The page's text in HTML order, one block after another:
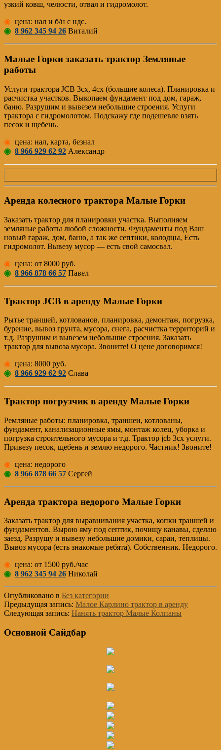
узкий ковш, челюсти, отвал и гидромолот.
◉ цена: нал и б/н с ндс.
◉ 8 962 345 94 26 Виталий
Малые Горки заказать трактор Земляные
работы
Услуги трактора JCB 3cx, 4cx (большие колеса). Планировка и
расчистка участков. Выкопаем фундамент под дом, гараж,
баню. Разрушим и вывезем небольшие строения. Услуги
трактора с гидромолотом. Подскажу где подешевле взять
песок и щебень.
◉ цена: нал, карта, безнал
◉ 8 966 929 62 92 Александр
Аренда колесного трактора Малые Горки
Заказать трактор для планировки участка. Выполняем
земляные работы любой сложности. Фундаменты под Ваш
новый гараж, дом, баню, а так же септики, колодцы, Есть
гидромолот. Вывезу мусор — есть свой самосвал.
◉ цена: от 8000 руб.
◉ 8 966 878 66 57 Павел
Трактор JCB в аренду Малые Горки
Рытье траншей, котлованов, планировка, демонтаж, погрузка,
бурение, вывоз грунта, мусора, снега, расчистка территорий и
т.д. Разрушим и вывезем небольшие строения. Заказать
трактор для вывоза мусора. Звоните! О цене договоримся!
◉ цена: 8000 руб.
◉ 8 966 929 62 92 Слава
Трактор погрузчик в аренду Малые Горки
Pемляные работы: планировка, траншеи, котлованы,
фундамент, канализационные ямы, монтаж колец, уборка и
погрузка строительного мусора и т.д. Трактор jcb 3cx услуги.
Привезу песок, щебень и землю недорого. Частник! Звоните!
◉ цена: недорого
◉ 8 966 878 66 57 Сергей
Аренда трактора недорого Малые Горки
Заказать трактор для выравнивания участка, копки траншей и
фундаментов. Вырою яму под септик, почищу канавы, сделаю
заезд. Разрушу и вывезу небольшие домики, сараи, теплицы.
Вывоз мусора (есть знакомые ребята). Собственник. Недорого.
◉ цена: от 1500 руб./час
◉ 8 962 345 94 26 Николай
Опубликовано в Без категории
Предыдущая запись: Малое Карлино трактор в аренду
Следующая запись: Нанять трактор Малые Колпаны
Основной Сайдбар